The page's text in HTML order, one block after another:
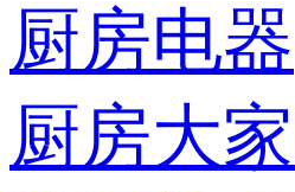
厨房电器
厨房大